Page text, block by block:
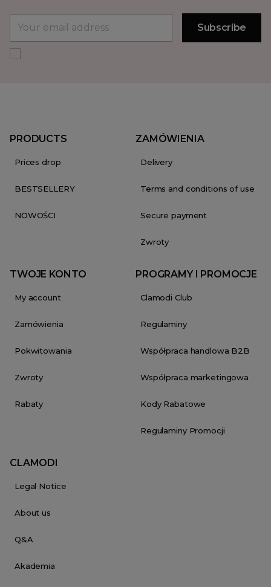
PRODUCTS
Prices drop
BESTSELLERY
NOWOŚCI
ZAMÓWIENIA
Delivery
Terms and conditions of use
Secure payment
Zwroty
TWOJE KONTO
My account
Zamówienia
Pokwitowania
Zwroty
Rabaty
PROGRAMY I PROMOCJE
Clamodi Club
Regulaminy
Współpraca handlowa B2B
Współpraca marketingowa
Kody Rabatowe
Regulaminy Promocji
CLAMODI
Legal Notice
About us
Q&A
Akademia